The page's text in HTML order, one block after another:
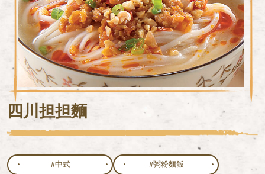
四川担担麵
#中式 #粥粉麵飯